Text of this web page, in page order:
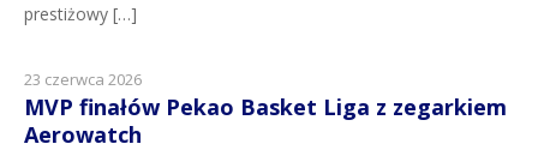
prestiżowy […]
23 czerwca 2026
MVP finałów Pekao Basket Liga z zegarkiem
Aerowatch